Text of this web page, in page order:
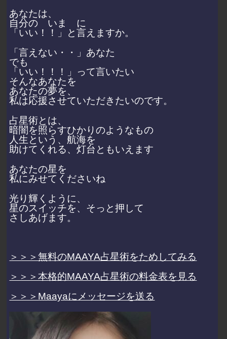
あなたは、
自分の いま に
「いい！！」と言えますか。
「言えない・・」あなた
でも
「いい！！！」って言いたい
そんなあなたを
あなたの夢を、
私は応援させていただきたいのです。
占星術とは、
暗闇を照らすひかりのようなもの
人生という、航海を
助けてくれる、灯台ともいえます
あなたの星を
私にみせてくださいね
光り輝くように、
星のスイッチを、そっと押して
さしあげます。
＞＞＞無料のMAAYA占星術をためしてみる
＞＞＞本格的MAAYA占星術の料金表を見る
＞＞＞Maayaにメッセージを送る